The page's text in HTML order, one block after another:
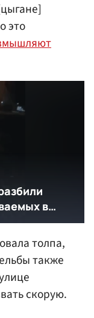
это
толпа,
также
скорую.